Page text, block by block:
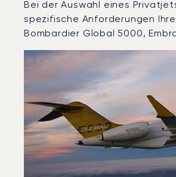
Bei der Auswahl eines
spezifische Anforderungen
Bombardier Global 5000,
Flughafen Bergen-Flesland : Die
Foto des Flugzeugs
Geschwindigkeit (km/h)
Reichweite (NM)